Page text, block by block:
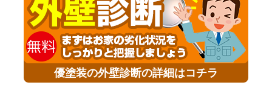
優塗装の外壁診断の詳細はコチラ